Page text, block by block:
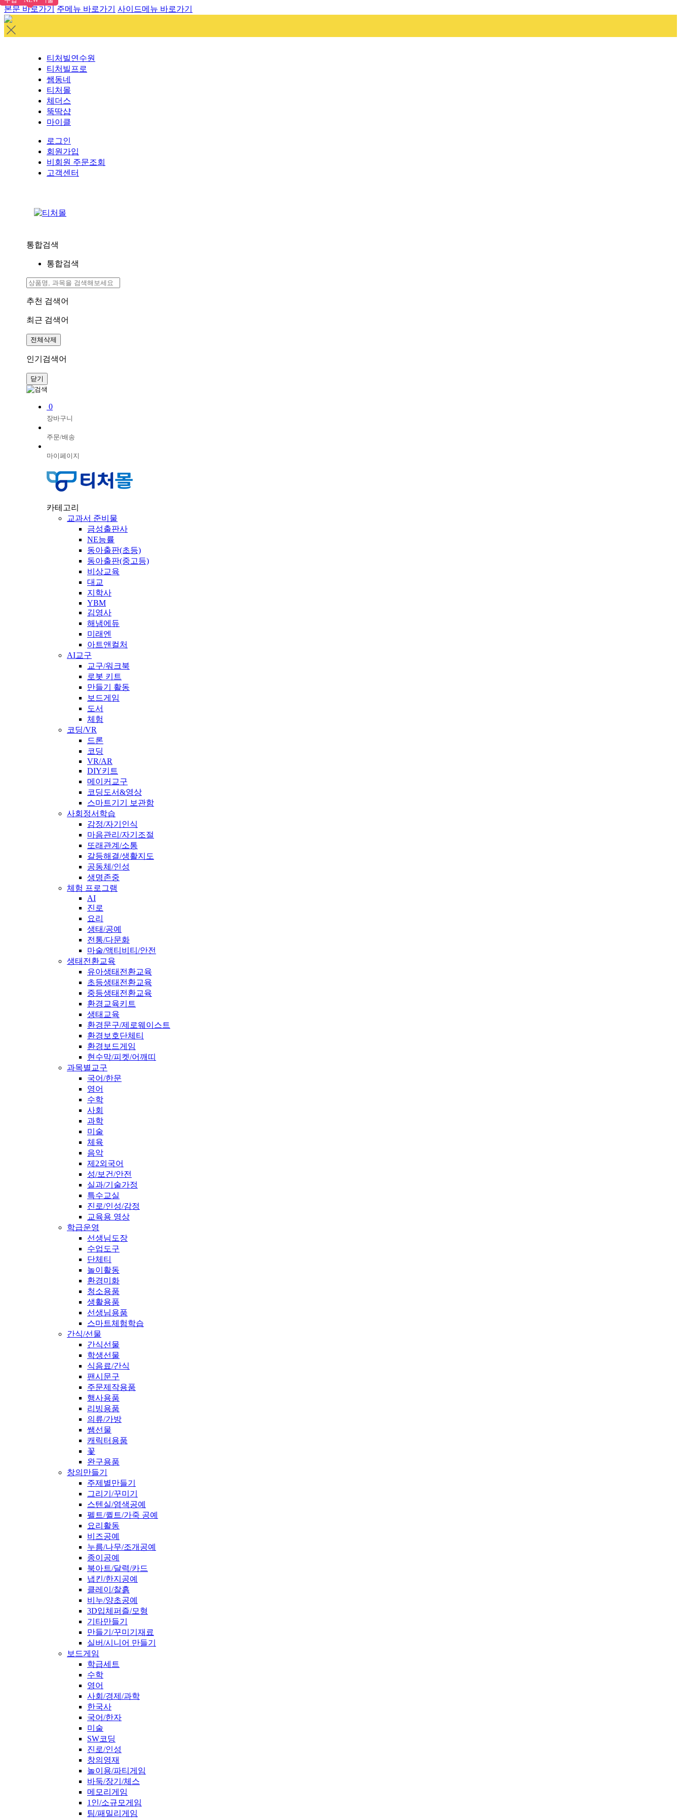
본문 바로가기 주메뉴 바로가기 사이드메뉴 바로가기
티처빌연수원
티처빌프로
쌤동네
티처몰
체더스
뚝딱샵
마이클
로그인
회원가입
비회원 주문조회
고객센터
통합검색
통합검색
추천 검색어
최근 검색어
전체삭제
인기검색어
닫기
0
장바구니
주문/배송
마이페이지
카테고리
교과서 준비물
금성출판사
NE능률
동아출판(초등)
동아출판(중고등)
비상교육
대교
지학사
YBM
김영사
해냄에듀
미래엔
아트앤컬처
AI교구
교구/워크북
로봇 키트
만들기 활동
보드게임
도서
체험
코딩/VR
드론
코딩
VR/AR
DIY키트
메이커교구
코딩도서&영상
스마트기기 보관함
사회정서학습
감정/자기인식
마음관리/자기조절
또래관계/소통
갈등해결/생활지도
공동체/인성
생명존중
체험 프로그램
AI
진로
요리
생태/공예
전통/다문화
마술/액티비티/안전
생태전환교육
유아생태전환교육
초등생태전환교육
중등생태전환교육
환경교육키트
생태교육
환경문구/제로웨이스트
환경보호단체티
환경보드게임
현수막/피켓/어깨띠
과목별교구
국어/한문
영어
수학
사회
과학
미술
체육
음악
제2외국어
성/보건/안전
실과/기술가정
특수교실
진로/인성/감정
교육용 영상
학급운영
선생님도장
수업도구
단체티
놀이활동
환경미화
청소용품
생활용품
선생님용품
스마트체험학습
간식/선물
간식선물
학생선물
식음료/간식
팬시문구
주문제작용품
행사용품
리빙용품
의류/가방
쌤선물
캐릭터용품
꽃
완구용품
창의만들기
주제별만들기
그리기/꾸미기
스텐실/염색공예
펠트/퀼트/가죽 공예
요리활동
비즈공예
누름/나무/조개공예
종이공예
북아트/달력/카드
냅킨/한지공예
클레이/찰흙
비누/양초공예
3D입체퍼즐/모형
기타만들기
만들기/꾸미기재료
실버/시니어 만들기
보드게임
학급세트
수학
영어
사회/경제/과학
한국사
국어/한자
미술
SW코딩
진로/인성
창의영재
놀이용/파티게임
바둑/장기/체스
메모리게임
1인/소규모게임
팀/패밀리게임